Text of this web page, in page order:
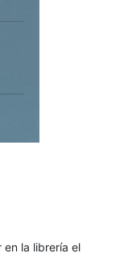
en la librería el